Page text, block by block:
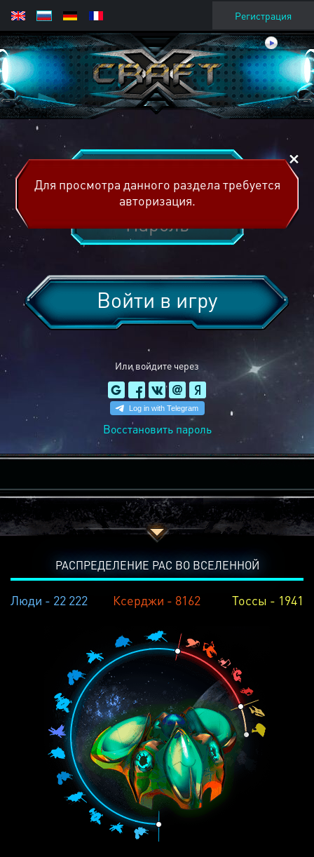
Регистрация
Или войдите через
Войти в игру
Восстановить пароль
Для просмотра данного раздела требуется
авторизация.
РАСПРЕДЕЛЕНИЕ РАС ВО ВСЕЛЕННОЙ
Люди - 22 222 Ксерджи - 8162 Тоссы - 1941